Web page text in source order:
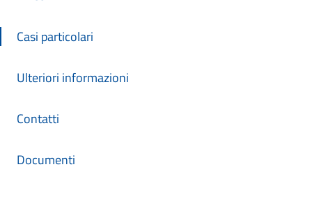
Casi particolari
Ulteriori informazioni
Contatti
Documenti